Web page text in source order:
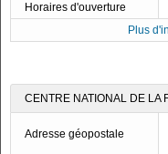
Horaires d'ouverture
Plus
CENTRE NATIONAL DE LA
Adresse géopostale